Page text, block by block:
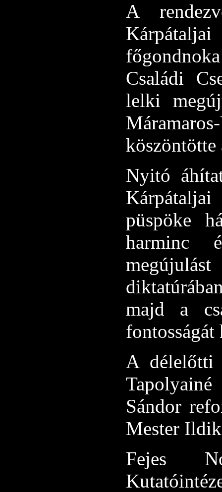
A
Családi
lelki
Nyitó
püspöke
harminc
majd a
fontosságát
A délelőtti
Sándor
Mester
Fejes